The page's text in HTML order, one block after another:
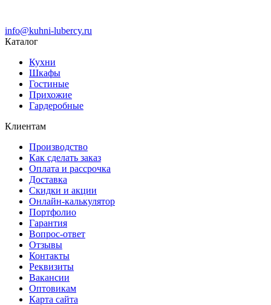
info@kuhni-lubercy.ru
Каталог
Кухни
Шкафы
Гостиные
Прихожие
Гардеробные
Клиентам
Производство
Как сделать заказ
Оплата и рассрочка
Доставка
Скидки и акции
Онлайн-калькулятор
Портфолио
Гарантия
Вопрос-ответ
Отзывы
Контакты
Реквизиты
Вакансии
Оптовикам
Карта сайта